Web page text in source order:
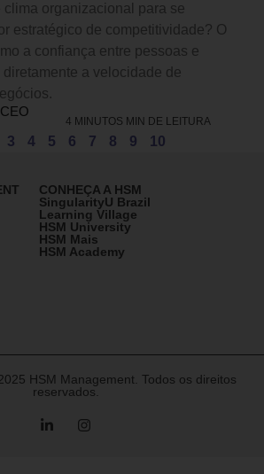
clima organizacional para se
estratégico de competitividade? O
a confiança entre pessoas e
a velocidade de
4 MINUTOS MIN DE LEITURA
3 4 5 6 7 8 9 10
CONHEÇA A HSM
SingularityU Brazil
Learning Village
HSM University
HSM Mais
HSM Academy
HSM Management. Todos os direitos
reservados.